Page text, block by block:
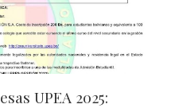
UPEA 2025: